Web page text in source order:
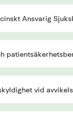
Ansvarig
vid